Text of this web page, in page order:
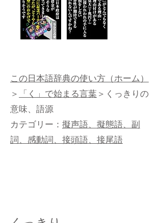
この日本語辞典の使い方（ホーム）
＞「く」で始まる言葉＞くっきりの
意味、語源
カテゴリー： 擬声語、擬態語、副
詞、感動詞、接頭語、接尾語